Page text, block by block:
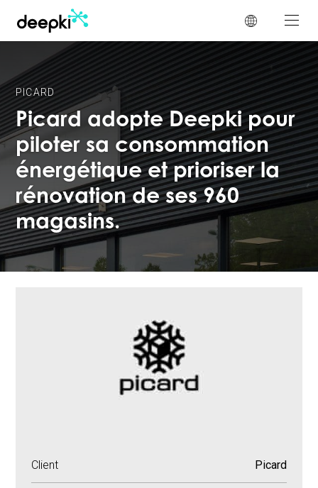
PICARD
Picard adopte Deepki pour
piloter sa consommation
énergétique et prioriser la
rénovation de ses 960
magasins.
Client Picard
Panneau de gestion des cookies